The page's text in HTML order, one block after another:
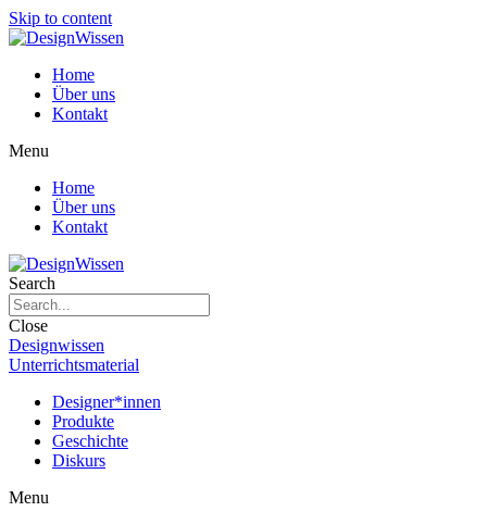
Skip to content
Home
Über uns
Kontakt
Menu
Home
Über uns
Kontakt
Search
Close
Designwissen
Unterrichtsmaterial
Designer*innen
Produkte
Geschichte
Diskurs
Menu